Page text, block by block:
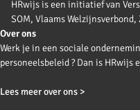
HRwijs is een initiatief van
SOM, Vlaams
Over ons
Werk je in een sociale
personeelsbeleid ? Dan is HRwijs
Lees meer over ons >